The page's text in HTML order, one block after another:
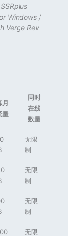
SSRplus
Windows /
Verge Rev
月
量
同时
在线
数量
无限
制
无限
制
无限
制
无限